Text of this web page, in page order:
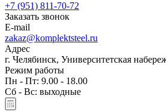
+7 (951) 811-70-72
Заказать звонок
E-mail
zakaz@komplektsteel.ru
Адрес
г. Челябинск, Университетская
Режим работы
Пн - Пт: 9.00 - 18.00
Сб - Вс: выходные